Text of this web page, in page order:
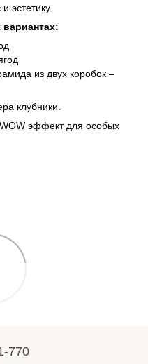
эстетику.
вариантах:
из двух коробок –
клубники.
эффект для особых
770